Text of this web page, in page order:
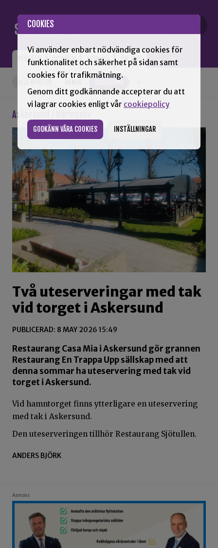
COOKIES
Vi använder enbart nödvändiga cookies för
funktionalitet och säkerhet på sidan samt
cookies för trafikmätning.
Genom ditt godkännande accepterar du att
vi lagrar cookies enligt vår cookiepolicy
GODKÄNN VÅRA COOKIES INSTÄLLNINGAR
NYHETER OPINION TIDNING OM SNN
ASKERSUND
Askersund / Näringsliv
Två uteserveringar med tak
vid torget i Askersund
PUBLICERAD: 8 MAY 2026 15:49
Restaurang Casa Mia i Askersund gör grannen
Restaurang En Trappa Upp sällskap med att
denna sommar ha uteservering med tak vid
torget i Askersund.
Vid hamntorget finns ytterligare en uteservering
med tak i Askersund.
Den uteserveringen tillhör Restaurang Sjötullen.
ANDERS BJÖRK
Annons